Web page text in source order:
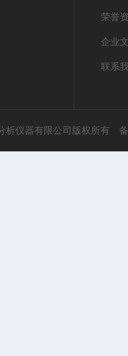
荣誉
企业
联系
析仪器有限公司版权所有